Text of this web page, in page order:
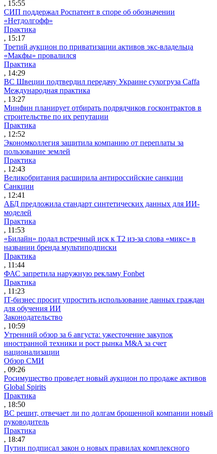
, 15:55
СИП поддержал Роспатент в споре об обозначении
«Нетдолгофф»
Практика
, 15:17
Третий аукцион по приватизации активов экс-владельца
«Макфы» провалился
Практика
, 14:29
ВС Швеции подтвердил передачу Украине сухогруза Caffa
Международная практика
, 13:27
Минфин планирует отбирать подрядчиков госконтрактов в
строительстве по их репутации
Практика
, 12:52
Экономколлегия защитила компанию от переплаты за
пользование землей
Практика
, 12:43
Великобритания расширила антироссийские санкции
Санкции
, 12:41
АБД предложила стандарт синтетических данных для ИИ-
моделей
Практика
, 11:53
«Билайн» подал встречный иск к Т2 из-за слова «микс» в
названии бренда мультиподписки
Практика
, 11:44
ФАС запретила наружную рекламу Fonbet
Практика
, 11:23
IT-бизнес просит упростить использование данных граждан
для обучения ИИ
Законодательство
, 10:59
Утренний обзор за 6 августа: ужесточение закупок
иностранной техники и рост рынка M&A за счет
национализации
Обзор СМИ
, 09:26
Росимущество проведет новый аукцион по продаже активов
Global Spirits
Практика
, 18:50
ВС решит, отвечает ли по долгам брошенной компании новый
руководитель
Практика
, 18:47
Путин подписал закон о новых правилах комплексного